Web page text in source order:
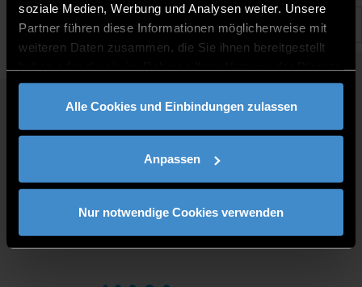
soziale Medien, Werbung und Analysen weiter. Unsere
Partner führen diese Informationen möglicherweise mit
weiteren Daten zusammen, die Sie ihnen bereitgestellt
gesammelt haben.
Alle Cookies und Einbindungen zulassen
Anpassen
Nur notwendige Cookies verwenden
QUICKLINKS
FOR BUSINESSES
DIRECTIONS